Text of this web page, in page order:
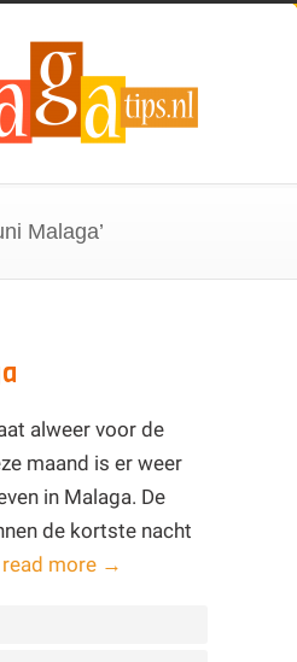
Malaga’
alweer voor de
maand is er weer
in Malaga. De
de kortste nacht
read more →